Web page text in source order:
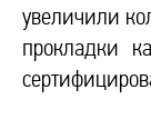
увеличили
прокладки